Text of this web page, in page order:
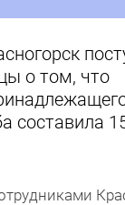
о том, что
составила